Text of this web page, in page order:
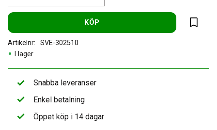
KÖP
Lägg
I lager
Artikelnr SVE-302510
Snabba leveranser
Enkel betalning
Öppet köp i 14 dagar